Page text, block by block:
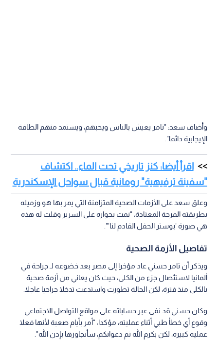
وأضاف سعد: "تامر يعيش بالناس ويحبهم، ويستمد منهم الطاقة
الإيجابية دائما".
اقرأ أيضا: كنز تاريخي تحت الماء.. اكتشاف
"سفينة ترفيهية" رومانية قبال سواحل الإسكندرية
وعلق سعد على الأزمات الصحية المتزامنة التي يمر بها هو وزميله
بطريقته المرحة المعتادة: "نمت بجواره على السرير وقلت له هذه
هي صورة 'بوستر الحفل القادم لنا'".
تفاصيل الأزمة الصحية
ويذكر أن تامر حسني عاد مؤخرا إلى مصر بعد خضوعه لـ جراحة في
ألمانيا لاستئصال جزء من الكلى، حيث كان يعاني من أزمة صحية
بالكلى منذ فترة، لكن الحالة تطورت واستدعت تدخلا جراحيا عاجلا.
وكان حسني قد نفى عبر حساباته على مواقع التواصل الاجتماعي
وقوع أي خطأ طبي أثناء عمليته، مؤكدا: "أمر بأيام صعبة لأنها فعلا
عملية كبيرة، لكن بكرم الله ثم دعواتكم، سأتجاوزها بإذن الله".